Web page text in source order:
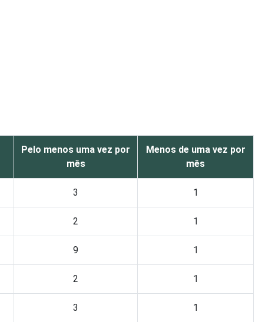
Pelo menos uma vez por
mês
Menos de uma vez por
mês
3 1
2 1
9 1
2 1
3 1